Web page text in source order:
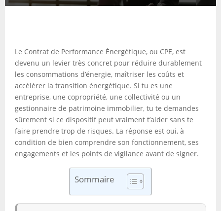
Le Contrat de Performance Énergétique, ou CPE, est
devenu un levier très concret pour réduire durablement
les consommations d’énergie, maîtriser les coûts et
accélérer la transition énergétique. Si tu es une
entreprise, une copropriété, une collectivité ou un
gestionnaire de patrimoine immobilier, tu te demandes
sûrement si ce dispositif peut vraiment t’aider sans te
faire prendre trop de risques. La réponse est oui, à
condition de bien comprendre son fonctionnement, ses
engagements et les points de vigilance avant de signer.
Sommaire